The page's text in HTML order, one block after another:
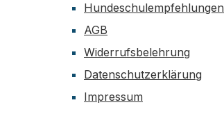
Hundeschulempfehlungen
AGB
Widerrufsbelehrung
Datenschutzerklärung
Impressum